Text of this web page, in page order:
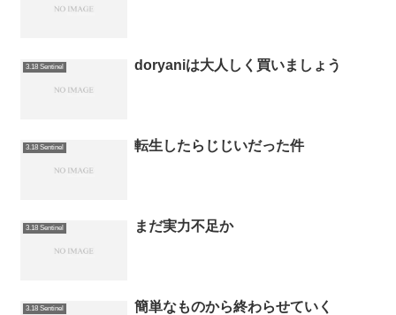
3.18 Sentinel doryaniは大人しく買いましょう
3.18 Sentinel 転生したらじじいだった件
3.18 Sentinel まだ実力不足か
3.18 Sentinel 簡単なものから終わらせていく